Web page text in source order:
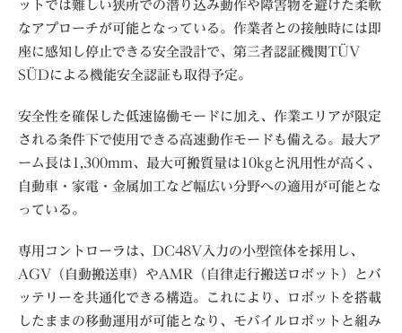
ットでは難しい狭所での潜り込み動作や障害物を避けた柔軟
なアプローチが可能となっている。作業者との接触時には即
座に感知し停止できる安全設計で、第三者認証機関TÜV
SÜDによる機能安全認証も取得予定。
安全性を確保した低速協働モードに加え、作業エリアが限定
される条件下で使用できる高速動作モードも備える。最大ア
ーム長は1,300mm、最大可搬質量は10kgと汎用性が高く、
自動車・家電・金属加工など幅広い分野への適用が可能とな
っている。
専用コントローラは、DC48V入力の小型筐体を採用し、
AGV（自動搬送車）やAMR（自律走行搬送ロボット）とバ
ッテリーを共通化できる構造。これにより、ロボットを搭載
したままの移動運用が可能となり、モバイルロボットと組み